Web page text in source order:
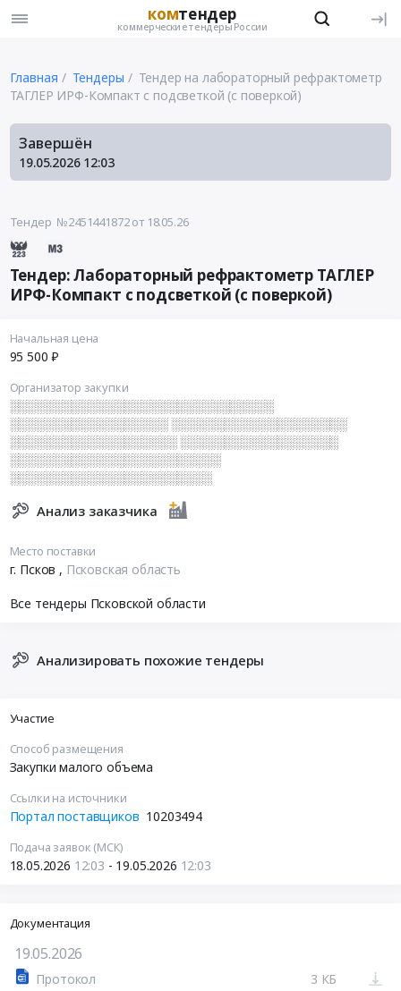
комтендер
коммерческие тендеры России
Главная Тендеры
Тендер на лабораторный рефрактометр
ТАГЛЕР ИРФ-Компакт с подсветкой (с поверкой)
Завершён
19.05.2026 12:03
Тендер №2451441872от 18.05.26
Тендер: Лабораторный рефрактометр ТАГЛЕР
ИРФ-Компакт с подсветкой (с поверкой)
Начальная цена
95 500 ₽
Организатор закупки
░░░░░░░░░░░░░░░░░░░░░░░░░░░░░░
░░░░░░░░░░░░░░░░░░ ░░░░░░░░░░░░░░░░░░░░
░░░░░░░░░░░░░░░░░░░ ░░░░░░░░░░░░░░░░░░
░░░░░░░░░░░░░░░░░░░░░░░░
░░░░░░░░░░░░░░░░░░░░░░░
Анализ заказчика
Место поставки
г. Псков , Псковская область
Все тендеры Псковской области
Анализировать похожие тендеры
Участие
Способ размещения
Закупки малого объема
Ссылки на источники
Портал поставщиков 10203494
Подача заявок (МСК)
18.05.2026 12:03 - 19.05.2026 12:03
Документация
19.05.2026
Протокол
3 КБ